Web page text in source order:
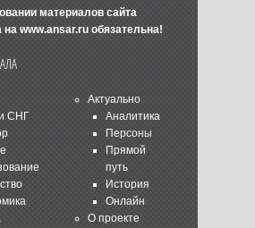
материалов сайта
на www.ansar.ruобязательна!
СНГ
Актуально
Аналитика
Персоны
Прямой
путь
История
Онлайн
О проекте